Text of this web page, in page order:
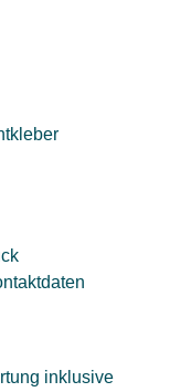
inklusive